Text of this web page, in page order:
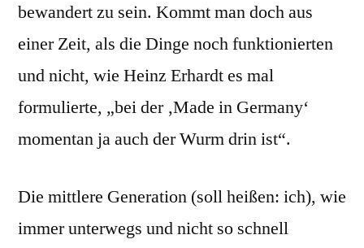
bewandert zu sein. Kommt man doch aus
einer Zeit, als die Dinge noch funktionierten
und nicht, wie Heinz Erhardt es mal
formulierte, „bei der ‚Made in Germany‘
momentan ja auch der Wurm drin ist“.
Die mittlere Generation (soll heißen: ich), wie
immer unterwegs und nicht so schnell